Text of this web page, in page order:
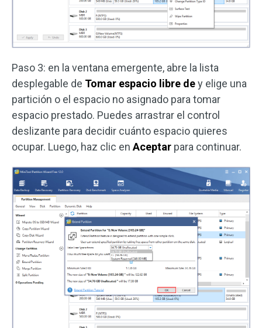
Paso 3: en la ventana emergente, abre la lista
desplegable de Tomar espacio libre dey elige una
partición o el espacio no asignado para tomar
espacio prestado. Puedes arrastrar el control
deslizante para decidir cuánto espacio quieres
ocupar. Luego, haz clic enAceptar para continuar.